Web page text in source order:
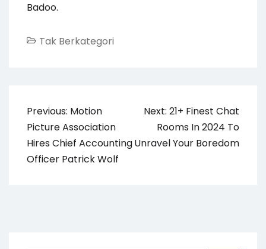
Badoo.
Tak Berkategori
Navigasi
pos
Previous: Motion
Picture Association
Hires Chief Accounting
Officer Patrick Wolf
Next: 21+ Finest Chat
Rooms In 2024 To
Unravel Your Boredom